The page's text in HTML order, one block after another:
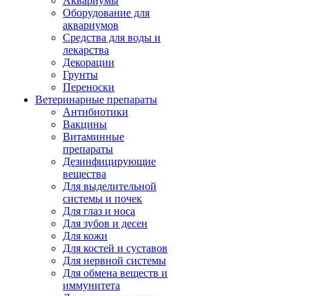
Оборудование для
аквариумов
Средства для воды и
лекарства
Декорации
Грунты
Переноски
Ветеринарные препараты
Антибиотики
Вакцины
Витаминные
препараты
Дезинфицирующие
вещества
Для выделительной
системы и почек
Для глаз и носа
Для зубов и десен
Для кожи
Для костей и суставов
Для нервной системы
Для обмена веществ и
иммунитета